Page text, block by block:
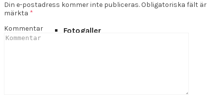
Fotogaller
Din e-postadress kommer inte publiceras. Obligatoriska fält är
märkta *
Kommentar